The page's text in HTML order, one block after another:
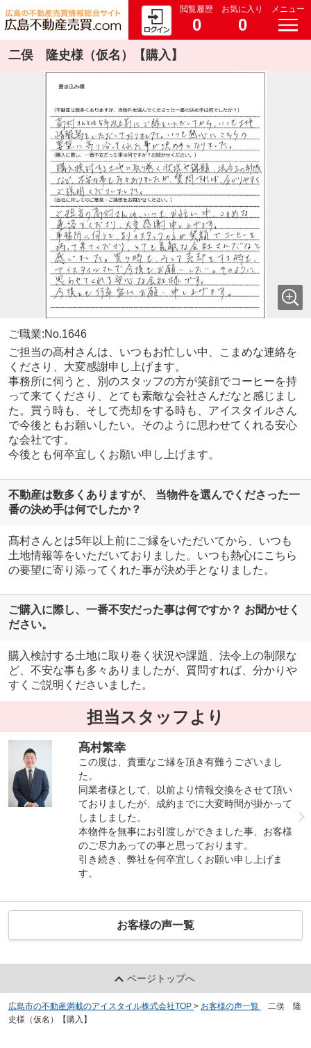
閲覧履歴
0
お気に入り
0
メニュー
二俣 隆史様（仮名）【購入】
ご職業:No.1646
ご担当の髙村さんは、いつもお忙しい中、こまめな連絡を
くださり、大変感謝申し上げます。
事務所に伺うと、別のスタッフの方が笑顔でコーヒーを持
って来てくださり、とても素敵な会社さんだなと感じまし
た。買う時も、そして売却をする時も、アイスタイルさん
で今後ともお願いしたい。そのように思わせてくれる安心
な会社です。
今後とも何卒宜しくお願い申し上げます。
不動産は数多くありますが、 当物件を選んでくださった一
番の決め手は何でしたか？
髙村さんとは5年以上前にご縁をいただいてから、いつも
土地情報等をいただいておりました。いつも熱心にこちら
の要望に寄り添ってくれた事が決め手となりました。
ご購入に際し、一番不安だった事は何ですか？ お聞かせく
ださい。
購入検討する土地に取り巻く状況や課題、法令上の制限な
ど、不安な事も多々ありましたが、質問すれば、分かりや
すくご説明くださいました。
担当スタッフより
髙村繁幸
この度は、貴重なご縁を頂き有難うございまし
た。
同業者様として、以前より情報交換をさせて頂い
ておりましたが、成約までに大変時間が掛かって
しましました。
本物件を無事にお引渡しができました事、お客様
のご尽力あっての事と思っております。
引き続き、弊社を何卒宜しくお願い申し上げま
す。
お客様の声一覧
ページトップへ
広島市の不動産満載のアイスタイル株式会社TOP > お客様の声一覧
二俣 隆
史様（仮名）【購入】